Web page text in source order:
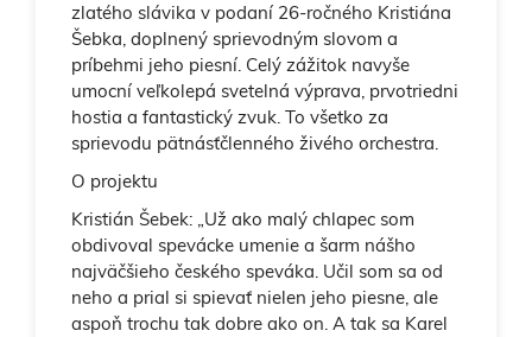
zlatého slávika v podaní 26-ročného Kristiána
Šebka, doplnený sprievodným slovom a
príbehmi jeho piesní. Celý zážitok navyše
umocní veľkolepá svetelná výprava, prvotriedni
hostia a fantastický zvuk. To všetko za
sprievodu pätnásťčlenného živého orchestra.
O projektu
Kristián Šebek: „Už ako malý chlapec som
obdivoval spevácke umenie a šarm nášho
najväčšieho českého speváka. Učil som sa od
neho a prial si spievať nielen jeho piesne, ale
aspoň trochu tak dobre ako on. A tak sa Karel